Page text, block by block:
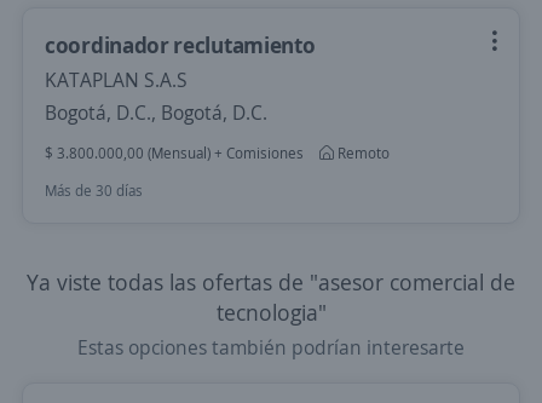
coordinador reclutamiento
KATAPLAN S.A.S
Bogotá, D.C., Bogotá, D.C.
$ 3.800.000,00 (Mensual) + Comisiones
Remoto
Más de 30 días
Ya viste todas las ofertas de "asesor comercial de
tecnologia"
Estas opciones también podrían interesarte